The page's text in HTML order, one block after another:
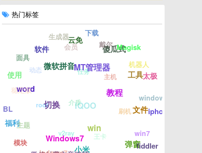
热门标签
iQOO
切换
Windows7
小米
win
教程
MT管理器
微软拼音
word
福利
弹窗
文件
工具
傻瓜式
云免
软件
使用
BL
模块 fiddler
iphone
太极
Magisk
下载
生成器
面具
稳定版
主题
win7
windows
机器人
戴尔
会员
动态
root
v2ray 王卡
刷机
主机
任务
介质